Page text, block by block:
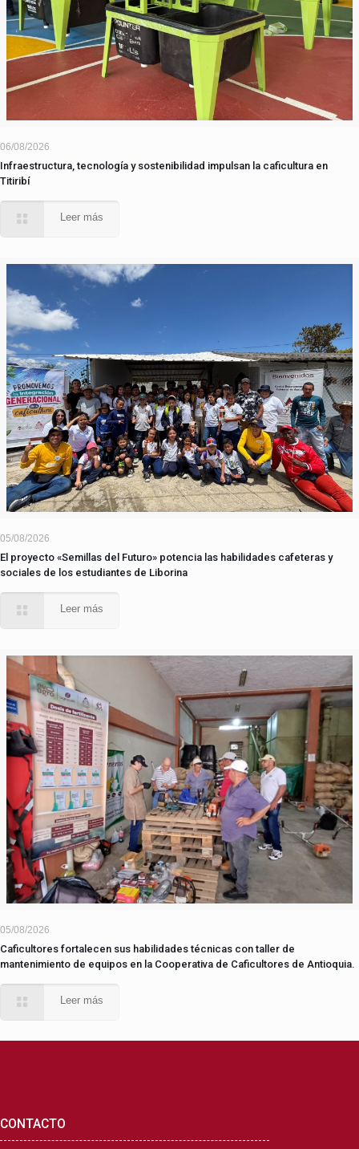
06/08/2026
Infraestructura, tecnología y sostenibilidad impulsan la caficultura en
Titiribí
Leer más
05/08/2026
El proyecto «Semillas del Futuro» potencia las habilidades cafeteras y
sociales de los estudiantes de Liborina
Leer más
05/08/2026
Caficultores fortalecen sus habilidades técnicas con taller de
mantenimiento de equipos en la Cooperativa de Caficultores de Antioquia.
Leer más
CONTACTO